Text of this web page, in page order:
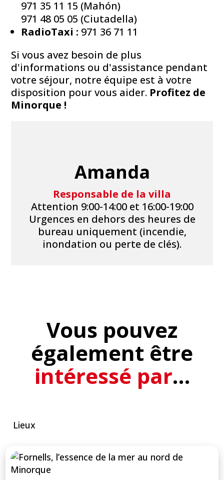
971 35 11 15 (Mahón)
971 48 05 05 (Ciutadella)
RadioTaxi : 971 36 71 11
Si vous avez besoin de plus
d'informations ou d'assistance pendant
votre séjour, notre équipe est à votre
disposition pour vous aider. Profitez de
Minorque !
Amanda
Responsable de la villa
Attention 9:00-14:00 et 16:00-19:00
Urgences en dehors des heures de
bureau uniquement (incendie,
inondation ou perte de clés).
Vous pouvez
également être
intéressé par…
Lieux